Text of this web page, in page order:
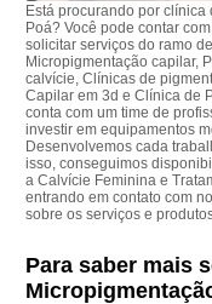
Está procurando por
Poá? Você pode contar
solicitar serviços do ramo
Micropigmentação capilar,
calvície, Clínicas de
Capilar em 3d e Clínica de
conta com um time de
investir em equipamentos
Desenvolvemos cada
isso, conseguimos
a Calvície Feminina e
entrando em contato com
sobre os serviços e
Para saber mais